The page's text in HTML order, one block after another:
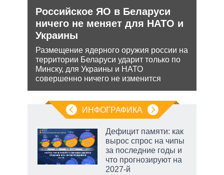
Российское ЯО в Беларуси
ничего не меняет для НАТО и
Украины
Размещение ядерного оружия россии на
территории Беларуси ударит только по
Минску, для Украины и НАТО
совершенно ничего не изменится
ИНФОГРАФИКА
Дефицит памяти: как
вырос спрос на чипы
за последние годы и
что прогнозируют на
2027-й